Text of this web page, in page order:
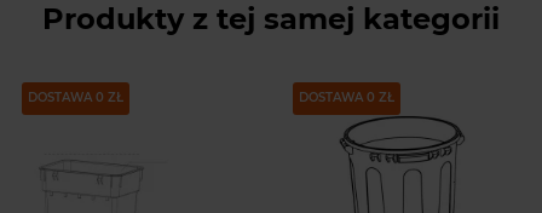
Produkty z tej samej kategorii
DOSTAWA 0 ZŁ DOSTAWA 0 ZŁ